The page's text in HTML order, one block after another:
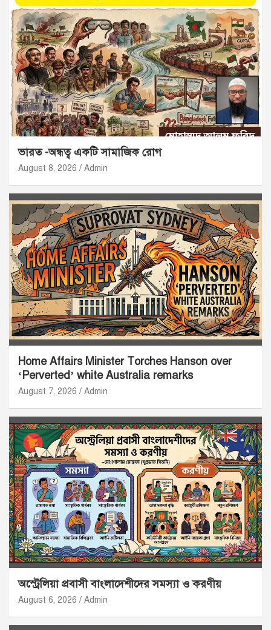
ভারত -অন্ধত্ব একটি সামাজিক রোগ
August 8, 2026 Admin
Home Affairs Minister Torches Hanson over
‘Perverted’ white Australia remarks
August 7, 2026 Admin
অস্ট্রেলিয়া প্রবাসী বাংলাদেশীদের সমস্যা ও করণীয়
August 6, 2026 Admin